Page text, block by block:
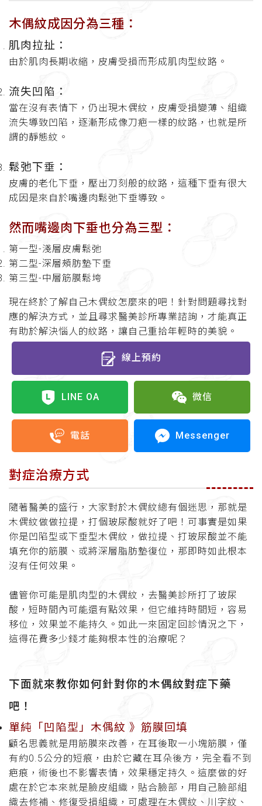
木偶紋成因分為三種：
肌肉拉扯：
由於肌肉長期收縮，皮膚受損而形成肌肉型紋路。
流失凹陷：
當在沒有表情下，仍出現木偶紋，皮膚受損變薄、組織
流失導致凹陷，逐漸形成像刀疤一樣的紋路，也就是所
謂的靜態紋。
鬆弛下垂：
皮膚的老化下垂，壓出刀刻般的紋路，這種下垂有很大
成因是來自於嘴邊肉鬆弛下垂導致。
然而嘴邊肉下垂也分為三型：
第一型-淺層皮膚鬆弛
第二型-深層頰肪墊下垂
第三型-中層筋膜鬆垮
現在終於了解自己木偶紋怎麼來的吧！針對問題尋找對
應的解決方式，並且尋求醫美診所專業諮詢，才能真正
有助於解決惱人的紋路，讓自己重拾年輕時的美貌。
線上預約
LINE OA 微信
電話 Messenger
對症治療方式
隨著醫美的盛行，大家對於木偶紋總有個迷思，那就是
木偶紋做做拉提，打個玻尿酸就好了吧！可事實是如果
你是凹陷型或下垂型木偶紋，做拉提、打玻尿酸並不能
填充你的筋膜、或將深層脂肪墊復位，那即時如此根本
沒有任何效果。
儘管你可能是肌肉型的木偶紋，去醫美診所打了玻尿
酸，短時間內可能還有點效果，但它維持時間短，容易
移位，效果並不能持久。如此一來固定回診情況之下，
這得花費多少錢才能夠根本性的治療呢？
下面就來教你如何針對你的木偶紋對症下藥
吧！
單純「凹陷型」木偶紋 》筋膜回填
顧名思義就是用筋膜來改善，在耳後取一小塊筋膜，僅
有約0.5公分的短痕，由於它藏在耳朵後方，完全看不到
疤痕，術後也不影響表情，效果穩定持久。這麼做的好
處在於它本來就是臉皮組織，貼合臉部，用自己臉部組
織去修補、修復受損組織，可處理在木偶紋、川字紋、